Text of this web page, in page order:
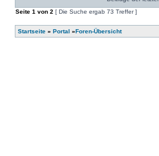
diesem
neuen
ungelesenen
in
diesem
Thema.
Seite 1 von 2 [ Die Suche ergab 73 Treffer ]
Startseite » Portal »Foren-Übersicht